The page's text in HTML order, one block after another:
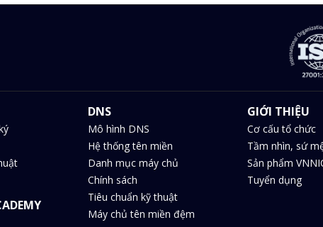
DNS
Mô hình DNS
Hệ thống tên miền
Danh mục máy chủ
Chính sách
Tiêu chuẩn kỹ thuật
Máy chủ tên miền đệm
GIỚI THIỆU
Cơ cấu tổ chức
Tầm nhìn, sứ
Sản phẩm
Tuyển dụng